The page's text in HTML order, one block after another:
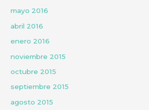
mayo 2016
abril 2016
enero 2016
noviembre 2015
octubre 2015
septiembre 2015
agosto 2015